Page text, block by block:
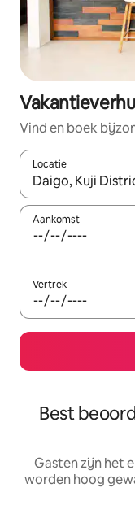
Vind en boek
Locatie
Wanneer er
Aankomst
Vertrek
Best
Gasten zijn het
worden hoog